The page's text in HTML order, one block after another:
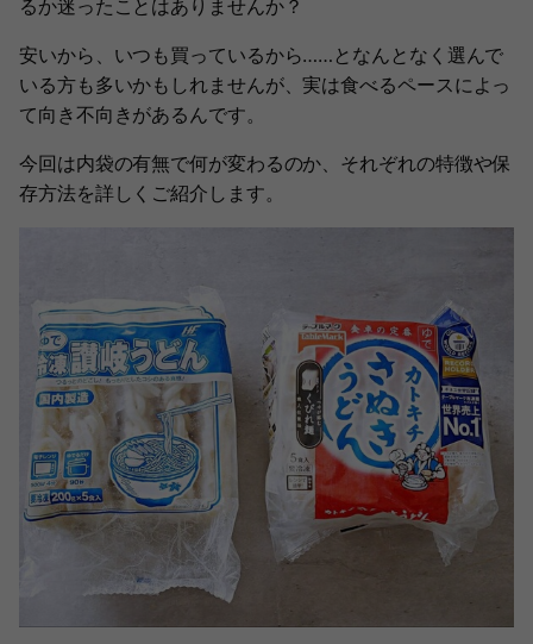
るか迷ったことはありませんか？
安いから、いつも買っているから……となんとなく選んで
いる方も多いかもしれませんが、実は食べるペースによっ
て向き不向きがあるんです。
今回は内袋の有無で何が変わるのか、それぞれの特徴や保
存方法を詳しくご紹介します。